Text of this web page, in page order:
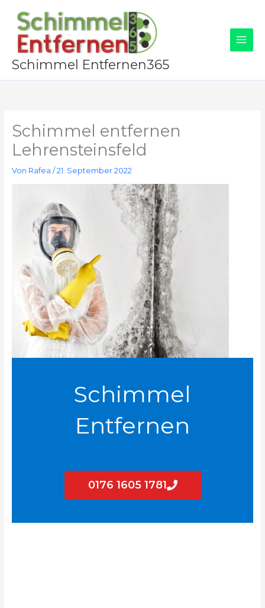
Inhalt
springen
Schimmel Entfernen365
Schimmel entfernen
Lehrensteinsfeld
Von Rafea /21. September 2022
Schimmel
Entfernen
0176 1605 1781